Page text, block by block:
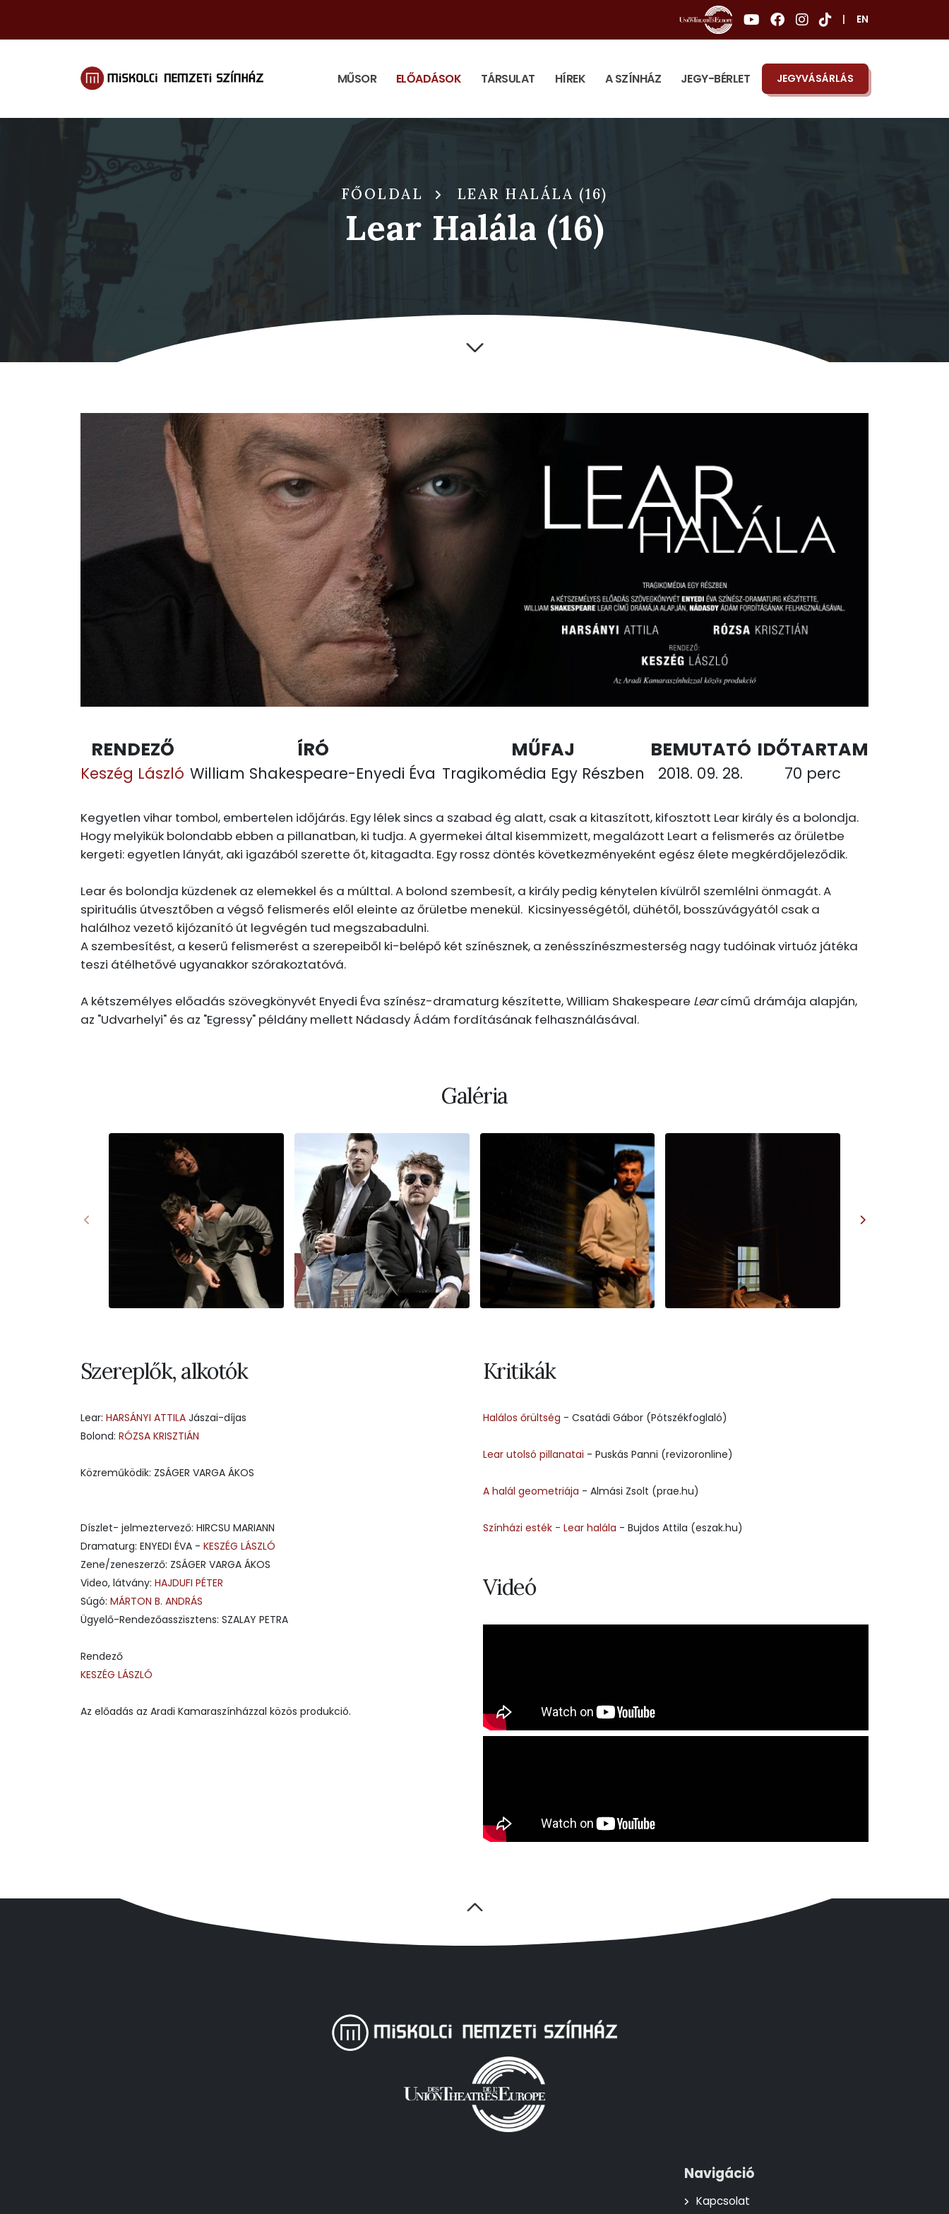
EN
MŰSOR ELŐADÁSOK TÁRSULAT HÍREK A SZÍNHÁZ JEGY-BÉRLET JEGYVÁSÁRLÁS
FŐOLDAL LEAR HALÁLA (16)
Lear Halála (16)
RENDEZŐ
Keszég László
ÍRÓ
William Shakespeare-Enyedi Éva
MŰFAJ
Tragikomédia Egy Részben
BEMUTATÓ
2018. 09. 28.
IDŐTARTAM
70 perc
Kegyetlen vihar tombol, embertelen időjárás. Egy lélek sincs a szabad ég alatt, csak a kitaszított, kifosztott Lear király és a bolondja.
Hogy melyikük bolondabb ebben a pillanatban, ki tudja. A gyermekei által kisemmizett, megalázott Leart a felismerés az őrületbe
kergeti: egyetlen lányát, aki igazából szerette őt, kitagadta. Egy rossz döntés következményeként egész élete megkérdőjeleződik.
Lear és bolondja küzdenek az elemekkel és a múlttal. A bolond szembesít, a király pedig kénytelen kívülről szemlélni önmagát. A
spirituális útvesztőben a végső felismerés elől eleinte az őrületbe menekül. Kicsinyességétől, dühétől, bosszúvágyától csak a
halálhoz vezető kijózanító út legvégén tud megszabadulni.
A szembesítést, a keserű felismerést a szerepeiből ki-belépő két színésznek, a zenésszínészmesterség nagy tudóinak virtuóz játéka
teszi átélhetővé ugyanakkor szórakoztatóvá.
A kétszemélyes előadás szövegkönyvét Enyedi Éva színész-dramaturg készítette, William Shakespeare Learcímű drámája alapján,
az "Udvarhelyi" és az "Egressy" példány mellett Nádasdy Ádám fordításának felhasználásával.
Galéria
Szereplők, alkotók
Lear: HARSÁNYI ATTILA Jászai-díjas
Bolond: RÓZSA KRISZTIÁN
Közreműködik: ZSÁGER VARGA ÁKOS
Díszlet- jelmeztervező: HIRCSU MARIANN
Dramaturg: ENYEDI ÉVA - KESZÉG LÁSZLÓ
Zene/zeneszerző: ZSÁGER VARGA ÁKOS
Video, látvány: HAJDUFI PÉTER
Súgó: MÁRTON B. ANDRÁS
Ügyelő-Rendezőasszisztens: SZALAY PETRA
Rendező
KESZÉG LÁSZLÓ
Az előadás az Aradi Kamaraszínházzal közös produkció.
Kritikák
Halálos őrültség - Csatádi Gábor (Pótszékfoglaló)
Lear utolsó pillanatai - Puskás Panni (revizoronline)
A halál geometriája - Almási Zsolt (prae.hu)
Színházi esték - Lear halála - Bujdos Attila (eszak.hu)
Videó
Navigáció
Kapcsolat